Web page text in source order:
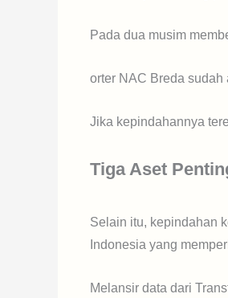
Pada dua musim
orter NAC Breda sudah
Jika kepindahannya
Tiga Aset
Selain itu, kepindahan
Indonesia yang
Melansir data dari